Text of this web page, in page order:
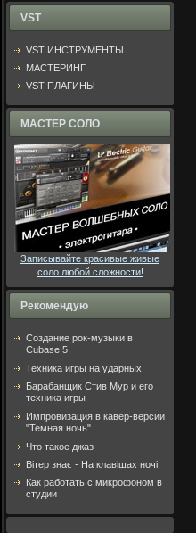
VST
VST ИНСТРУМЕНТЫ
МАСТЕРИНГ
VST ПЛАГИНЫ
МАСТЕР СОЛО
Записывайте красивые живые
соло любой сложности!
Рекомендую
Создание рок-музыки в
Cubase 5
Техника игры на ударных
Барабанщик Стив Мур и его
техника игры
Импровизация в кавер-версии
"Темная ночь"
Что такое джаз
Вітер знає - На клавішах ночі
Как работать с микрофоном в
студии